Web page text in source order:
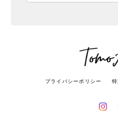
プライバシーポリシー